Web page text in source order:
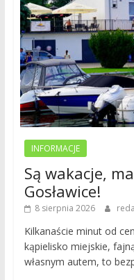
INFORMACJE
Są wakacje,
Gosławice!
8 sierpnia 2026
Kilkanaście minut od
kąpielisko miejskie,
własnym autem, to